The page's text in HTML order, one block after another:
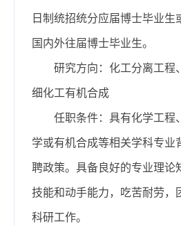
日制统招统分应届博士毕业生
国内外往届博士毕业生。
研究方向：化工分离工程
细化工有机合成
任职条件：具有化学工程
学或有机合成等相关学科专业
聘政策。具备良好的专业理论
技能和动手能力，吃苦耐劳，
科研工作。